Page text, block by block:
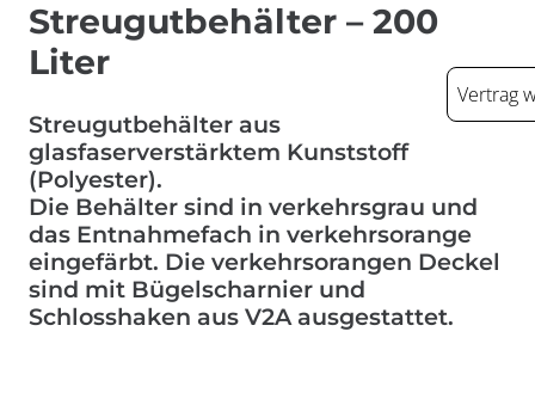
Streugutbehälter – 200
Liter
Streugutbehälter aus
glasfaserverstärktem Kunststoff
(Polyester).
Die Behälter sind in verkehrsgrau und
das Entnahmefach in verkehrsorange
eingefärbt. Die verkehrsorangen Deckel
sind mit Bügelscharnier und
Schlosshaken aus V2A ausgestattet.
Vertrag